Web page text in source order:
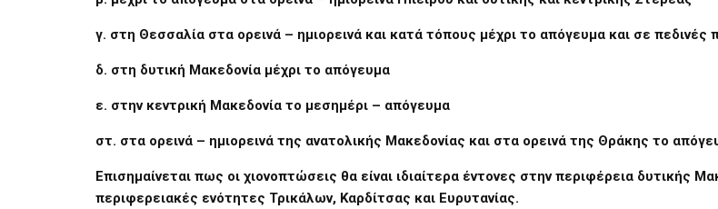
γ. στη Θεσσαλία στα ορεινά – ημιορεινά και κατά τόπους μέχρι το απόγευμα και σε πεδινές
δ. στη δυτική Μακεδονία μέχρι το απόγευμα
ε. στην κεντρική Μακεδονία το μεσημέρι – απόγευμα
στ. στα ορεινά – ημιορεινά της ανατολικής Μακεδονίας και στα ορεινά της Θράκης το
Επισημαίνεται πως οι χιονοπτώσεις θα είναι ιδιαίτερα έντονες στην περιφέρεια δυτικής
περιφερειακές ενότητες Τρικάλων, Καρδίτσας και Ευρυτανίας.